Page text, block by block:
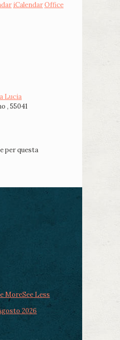
iCalendarOffice
Lucia
, 55041
per questa
MoreSee Less
2026